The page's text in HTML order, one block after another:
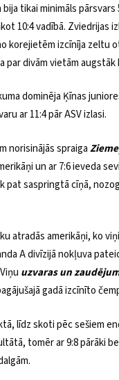
tikai minimāls pārsvars
10:4 vadībā. Zviedrijas
korejietēm izcīnīja zeltu
par divām vietām augstāk
dominēja Ķīnas
ar 11:4 pār ASV izlasi.
norisinājās spraiga
un ar 7:6 ieveda
pat saspringtā cīņā,
atradās amerikāņi, ko
A divīzijā nokļuva
uzvaras un
gadā izcīnīto
līdz skoti pēc sešiem
tomēr ar 9:8 pārāki